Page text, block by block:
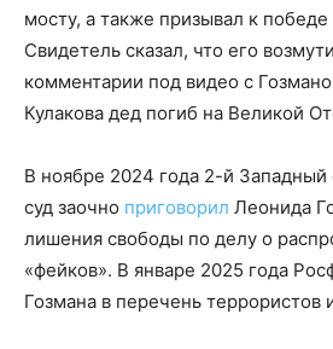
мосту, а также призывал к победе
Свидетель сказал, что его
комментарии под видео с
Кулакова дед погиб на Великой
В ноябре 2024 года 2-й
суд заочно приговорил Леонида
лишения свободы по делу о
«фейков». В январе 2025 года
Гозмана в перечень террористов